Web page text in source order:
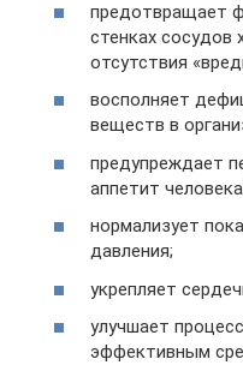
предотвращает
стенках сосудов
отсутствия
восполняет
веществ в
предупреждает
аппетит
нормализует
давления;
укрепляет
улучшает
эффективным